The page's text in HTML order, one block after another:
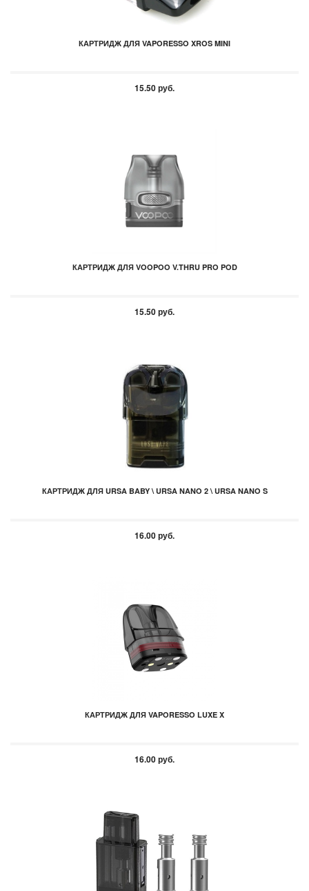
КАРТРИДЖ ДЛЯ VAPORESSO XROS MINI
15.50 руб.
КАРТРИДЖ ДЛЯ VOOPOO V.THRU PRO POD
15.50 руб.
КАРТРИДЖ ДЛЯ URSA BABY \ URSA NANO 2 \ URSA NANO S
16.00 руб.
КАРТРИДЖ ДЛЯ VAPORESSO LUXE X
16.00 руб.